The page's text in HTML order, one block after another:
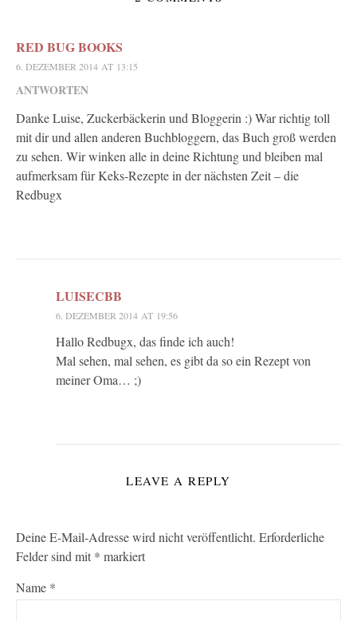
RED BUG BOOKS
6. DEZEMBER 2014 AT 13:15
ANTWORTEN
Danke Luise, Zuckerbäckerin und Bloggerin :) War richtig toll
mit dir und allen anderen Buchbloggern, das Buch groß werden
zu sehen. Wir winken alle in deine Richtung und bleiben mal
aufmerksam für Keks-Rezepte in der nächsten Zeit – die
Redbugx
LUISECBB
6. DEZEMBER 2014 AT 19:56
Hallo Redbugx, das finde ich auch!
Mal sehen, mal sehen, es gibt da so ein Rezept von
meiner Oma… ;)
LEAVE A REPLY
Deine E-Mail-Adresse wird nicht veröffentlicht. Erforderliche
Felder sind mit * markiert
Name *